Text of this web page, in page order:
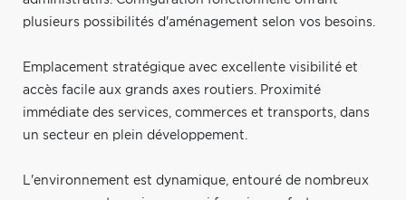
plusieurs possibilités d'aménagement selon vos besoins.
Emplacement stratégique avec excellente visibilité et
accès facile aux grands axes routiers. Proximité
immédiate des services, commerces et transports, dans
un secteur en plein développement.
L'environnement est dynamique, entouré de nombreux